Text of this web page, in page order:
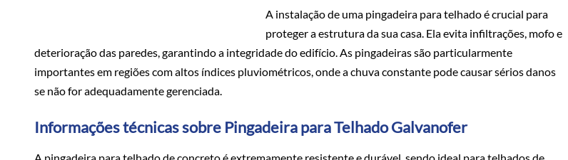
A instalação de uma pingadeira para telhado é crucial para
proteger a estrutura da sua casa. Ela evita infiltrações, mofo e
deterioração das paredes, garantindo a integridade do edifício. As pingadeiras são particularmente
importantes em regiões com altos índices pluviométricos, onde a chuva constante pode causar sérios danos
se não for adequadamente gerenciada.
Informações técnicas sobre Pingadeira para Telhado Galvanofer